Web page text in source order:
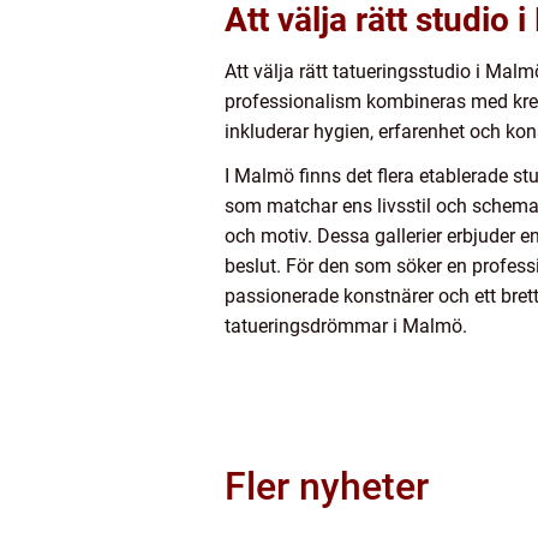
Att välja rätt studio i
Att välja rätt tatueringsstudio i
professionalism kombineras med
inkluderar hygien, erfarenhet och
I Malmö finns det flera etablerade
som matchar ens livsstil och
och motiv. Dessa gallerier erbjuder
beslut. För den som söker en
passionerade konstnärer och ett
tatueringsdrömmar i Malmö.
Fler nyheter